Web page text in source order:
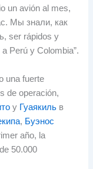
un avión al mes,
Мы знали, как
ser rápidos y
Perú y Colombia”.
una fuerte
de operación,
у Гуаякиль в
, Буэнос
año, la
50.000